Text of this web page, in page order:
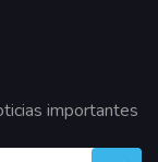
importantes